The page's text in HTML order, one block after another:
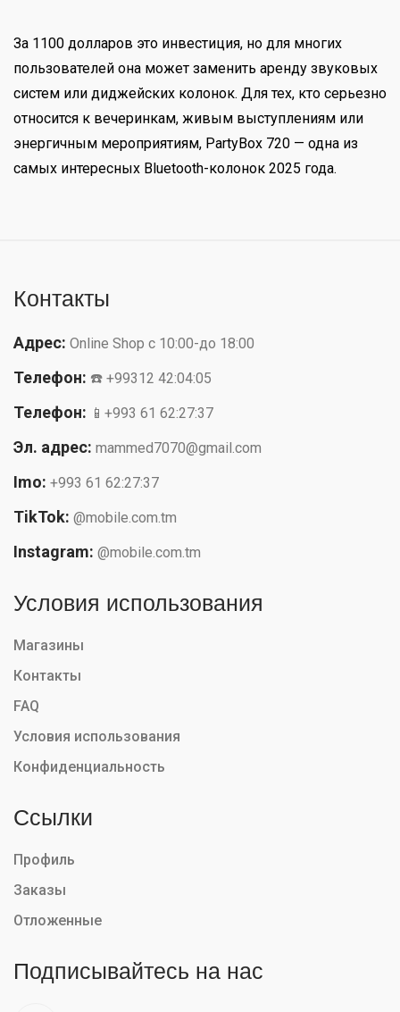
За 1100 долларов это инвестиция, но для многих
пользователей она может заменить аренду звуковых
систем или диджейских колонок. Для тех, кто серьезно
относится к вечеринкам, живым выступлениям или
энергичным мероприятиям, PartyBox 720 — одна из
самых интересных Bluetooth-колонок 2025 года.
Контакты
Адрес: Online Shop с 10:00-до 18:00
Телефон: ☎️ +99312 42:04:05
Телефон: 📱+993 61 62:27:37
Эл. адрес: mammed7070@gmail.com
Imo: +993 61 62:27:37
TikTok: @mobile.com.tm
Instagram: @mobile.com.tm
Условия использования
Магазины
Контакты
FAQ
Условия использования
Конфиденциальность
Ссылки
Профиль
Заказы
Отложенные
Подписывайтесь на нас